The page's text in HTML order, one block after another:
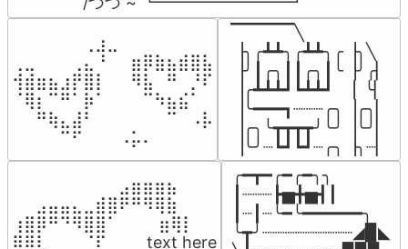
⠀⠀⠀⠀⠀⠀⢀⣰⣀⠀⠀⠀⠀⠀⠀⠀⠀
⢀⣀⠀⠀⠀⢀⣄⠘⠀⠀⣶⡿⣷⣦⣾⣿⣧
⢺⣾⣶⣦⣰⡟⣿⡇⠀⠀⠻⣧⠀⠛⠀⡘⠏
⠈⢿⡆⠉⠛⠁⡷⠁⠀⠀⠀⠉⠳⣦⣮⠁⠀
⠀⠀⠛⢷⣄⣼⠃⠀⠀⠀⠀⠀⠀⠉⠀⠠⡧
⠀⠀⠀⠀⠉⠋⠀⠀⠀⠠⡥⠄⠀⠀⠀⠀⠀
▔▔▔▔▔╲
▕╮╭┻┻╮╭┻┻╮╭▕╮╲
▕╯┃╭╮┃┃╭╮┃╰▕╯╭▏
▕╭┻┻┻┛┗┻┻┛  ▕  ╰▏
▕╰━━━┓┈┈┈╭╮▕╭╮▏
▕╭╮╰┳┳┳┳╯╰╯▕╰╯▏
▕╰╯┈┗┛┗┛┈╭╮▕╮┈▏
⠀⠀⠀⠀⠀⠀⠀⠀⠀⣠⣶⣶⣶⣦⠀⠀
⠀⠀⣠⣤⣤⣄⣀⣾⣿⠟⠛⠻⢿⣷⠀
⢰⣿⡿⠛⠙⠻⣿⣿⠁⠀⠀ ⠀⣶⢿⡇
⢿⣿⣇⠀⠀⠀⠈⠏⠀⠀⠀ text here
╭━┳━╭━╭━╮╮
┃┈┈┈┣▅╋▅┫┃
┃┈┃┈╰━╰━━━━━━╮
╰┳╯┈┈┈┈┈┈┈┈┈◢▉◣